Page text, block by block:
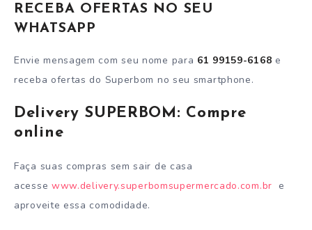
RECEBA OFERTAS NO SEU
WHATSAPP
Envie mensagem com seu nome para 61 99159-6168 e
receba ofertas do Superbom no seu smartphone.
Delivery SUPERBOM: Compre
online
Faça suas compras sem sair de casa
acesse www.delivery.superbomsupermercado.com.br e
aproveite essa comodidade.